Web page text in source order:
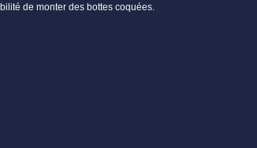
de monter des bottes coquées.